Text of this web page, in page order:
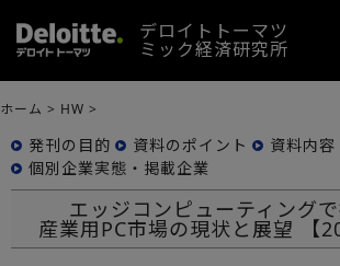
デロイトトーマツ
ミック経済研究所
ホーム > HW >
発刊の目的 資料のポイント
資料内容
個別企業実態・掲載企業
エッジコンピューティング
産業用PC市場の現状と展望 【